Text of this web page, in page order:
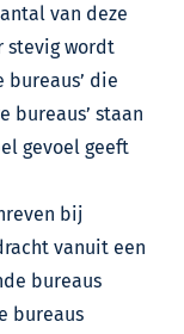
van deze
stevig wordt
bureaus’ die
bureaus’ staan
gevoel geeft
bij
vanuit een
bureaus
bureaus